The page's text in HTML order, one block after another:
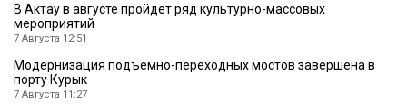
В Актау в августе пройдет ряд культурно-массовых
мероприятий
7 Августа 12:51
Модернизация подъемно-переходных мостов завершена в
порту Курык
7 Августа 11:27